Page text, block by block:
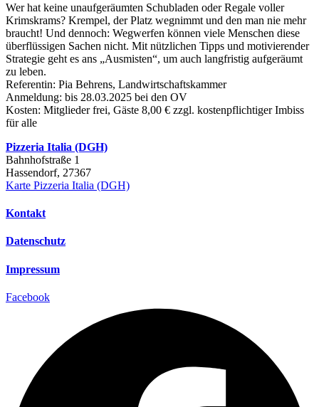
Wer hat keine unaufgeräumten Schubladen oder Regale voller
Krimskrams? Krempel, der Platz wegnimmt und den man nie mehr
braucht! Und dennoch: Wegwerfen können viele Menschen diese
überflüssigen Sachen nicht. Mit nützlichen Tipps und motivierender
Strategie geht es ans „Ausmisten“, um auch langfristig aufgeräumt
zu leben.
Referentin: Pia Behrens, Landwirtschaftskammer
Anmeldung: bis 28.03.2025 bei den OV
Kosten: Mitglieder frei, Gäste 8,00 € zzgl. kostenpflichtiger Imbiss
für alle
Pizzeria Italia (DGH)
Bahnhofstraße 1
Hassendorf, 27367
Karte Pizzeria Italia (DGH)
Kontakt
Datenschutz
Impressum
Facebook